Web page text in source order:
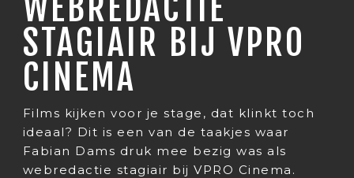
STAGIAIR BIJ VPRO
CINEMA
Films kijken voor je stage, dat klinkt toch
ideaal? Dit is een van de taakjes waar
Fabian Dams druk mee bezig was als
webredactie stagiair bij VPRO Cinema.